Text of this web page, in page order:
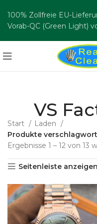
VS
Start
Laden
Produkte
Ergebnisse 1 – 12 von 13
Seitenleiste anzeigen
100% Zollfreie EU-
Vorab-QC (Green Light)